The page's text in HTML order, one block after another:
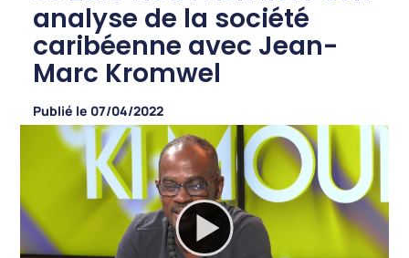
analyse de la société
caribéenne avec Jean-
Marc Kromwel
Publié le 07/04/2022